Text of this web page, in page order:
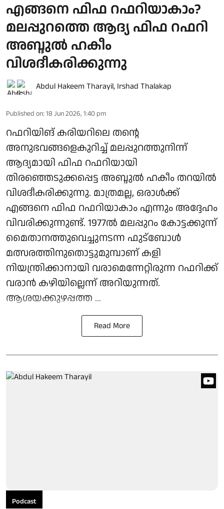
എങ്ങനെ ഫിഫ റഫറിയാകാം?
മലപ്പുറത്തെ ആദ്യ ഫിഫ റഫറി
അബ്ദുൽ ഹകീം
വിശദീകരിക്കുന്നു
Abdul Hakeem Tharayil, Irshad Thalakap
Published on: 18 Jun 2026, 1:40 pm
റഫറിയിങ് കരിയറിലെ തന്റെ
അനുഭവങ്ങളെകുറിച്ച് മലപ്പുറത്തുനിന്ന്
ആദ്യമായി ഫിഫ റഫറിയായി
തിരഞ്ഞെടുക്കപ്പെട്ട അബ്ദുൽ ഹകീം തറയിൽ
വിശദീകരിക്കുന്നു. മാത്രമല്ല, ഒരാൾക്ക്
എങ്ങനെ ഫിഫ റഫറിയാകാം എന്നും അ​ദ്ദേഹം
വിവരിക്കുന്നുണ്ട്. 1977ൽ മലപ്പുറം കോട്ടക്കുന്ന്
മൈതാനത്തുവെച്ചുനടന്ന ഫുട്ബോൾ
മത്സരത്തിനുതൊട്ടുമുമ്പാണ് കളി
നിയന്ത്രിക്കാനായി വരാമെന്നേറ്റിരുന്ന റഫറിക്ക്
വരാൻ കഴിയില്ലെന്ന് അറിയുന്നത്.
ആശയക്കുഴപ്പത്ത ...
Read More
Podcast